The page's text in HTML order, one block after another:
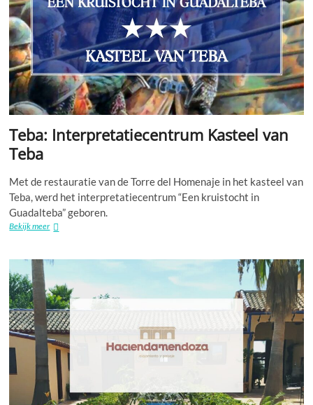
Teba: Interpretatiecentrum Kasteel van
Teba
Met de restauratie van de Torre del Homenaje in het kasteel van
Teba, werd het interpretatiecentrum “Een kruistocht in
Guadalteba” geboren.
Bekijk meerTeba:
van